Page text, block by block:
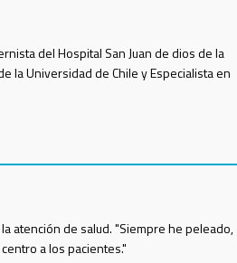
del Hospital San Juan de dios de la
la Universidad de Chile y Especialista en
atención de salud. "Siempre he peleado,
a los pacientes."